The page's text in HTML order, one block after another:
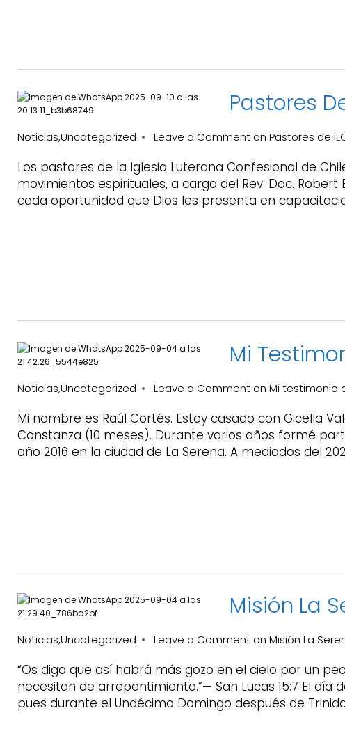
Pastores
Noticias,Uncategorized Leave a Comment on Pastores de
Los pastores de la Iglesia Luterana Confesional de
movimientos espirituales, a cargo del Rev. Doc.
cada oportunidad que Dios les presenta en
Mi
Noticias,Uncategorized Leave a Comment on Mi testimonio
Mi nombre es Raúl Cortés. Estoy casado con Gicella
Constanza (10 meses). Durante varios años formé
año 2016 en la ciudad de La Serena. A mediados del
Misión La
Noticias,Uncategorized Leave a Comment on Misión La
“Os digo que así habrá más gozo en el cielo por un
necesitan de arrepentimiento.”— San Lucas 15:7 El
pues durante el Undécimo Domingo después de